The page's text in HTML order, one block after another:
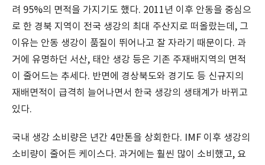
려 95%의 면적을 가지기도 했다. 2011년 이후 안동을 중심으
로 한 경북 지역이 전국 생강의 최대 주산지로 떠올랐는데, 그
이유는 안동 생강이 품질이 뛰어나고 잘 자라기 때문이다. 과
거에 유명하던 서산, 태안 생강 등은 기존 주재배지역의 면적
이 줄어드는 추세다. 반면에 경상북도와 경기도 등 신규지의
재배면적이 급격히 늘어나면서 한국 생강의 생태계가 바뀌고
있다.
국내 생강 소비량은 년간 4만톤을 상회한다. IMF 이후 생강의
소비량이 줄어든 케이스다. 과거에는 훨씬 많이 소비했고, 요